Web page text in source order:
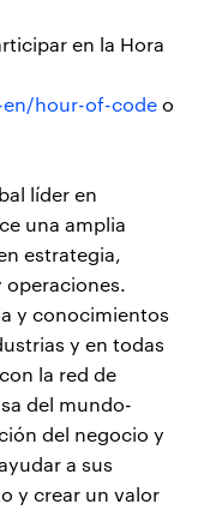
en la Hora
hour-of-codeo
líder en
una amplia
estrategia,
y conocimientos
y en todas
la red de
del mundo-
del negocio y
a sus
y crear un valor